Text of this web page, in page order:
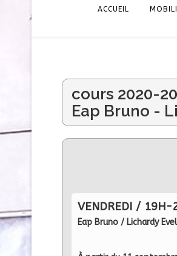
ACCUEIL
cours 2020-
Eap Bruno -
VENDREDI / 19H-
Eap Bruno / Lichardy